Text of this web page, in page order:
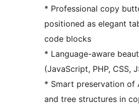
* Professional copy
positioned as elegant
code blocks
* Language-aware
(JavaScript, PHP, CSS,
* Smart preservation of
and tree structures in